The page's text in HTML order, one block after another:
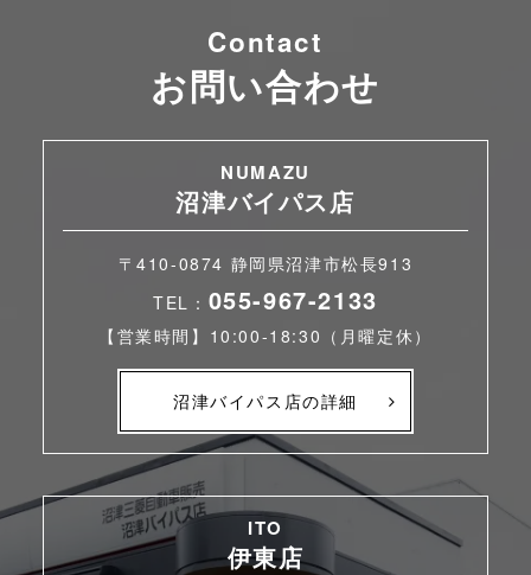
Contact
お問い合わせ
NUMAZU
沼津バイパス店
〒410-0874 静岡県沼津市松長913
TEL： 055-967-2133
【営業時間】10:00-18:30（月曜定休）
沼津バイパス店の詳細
ITO
伊東店